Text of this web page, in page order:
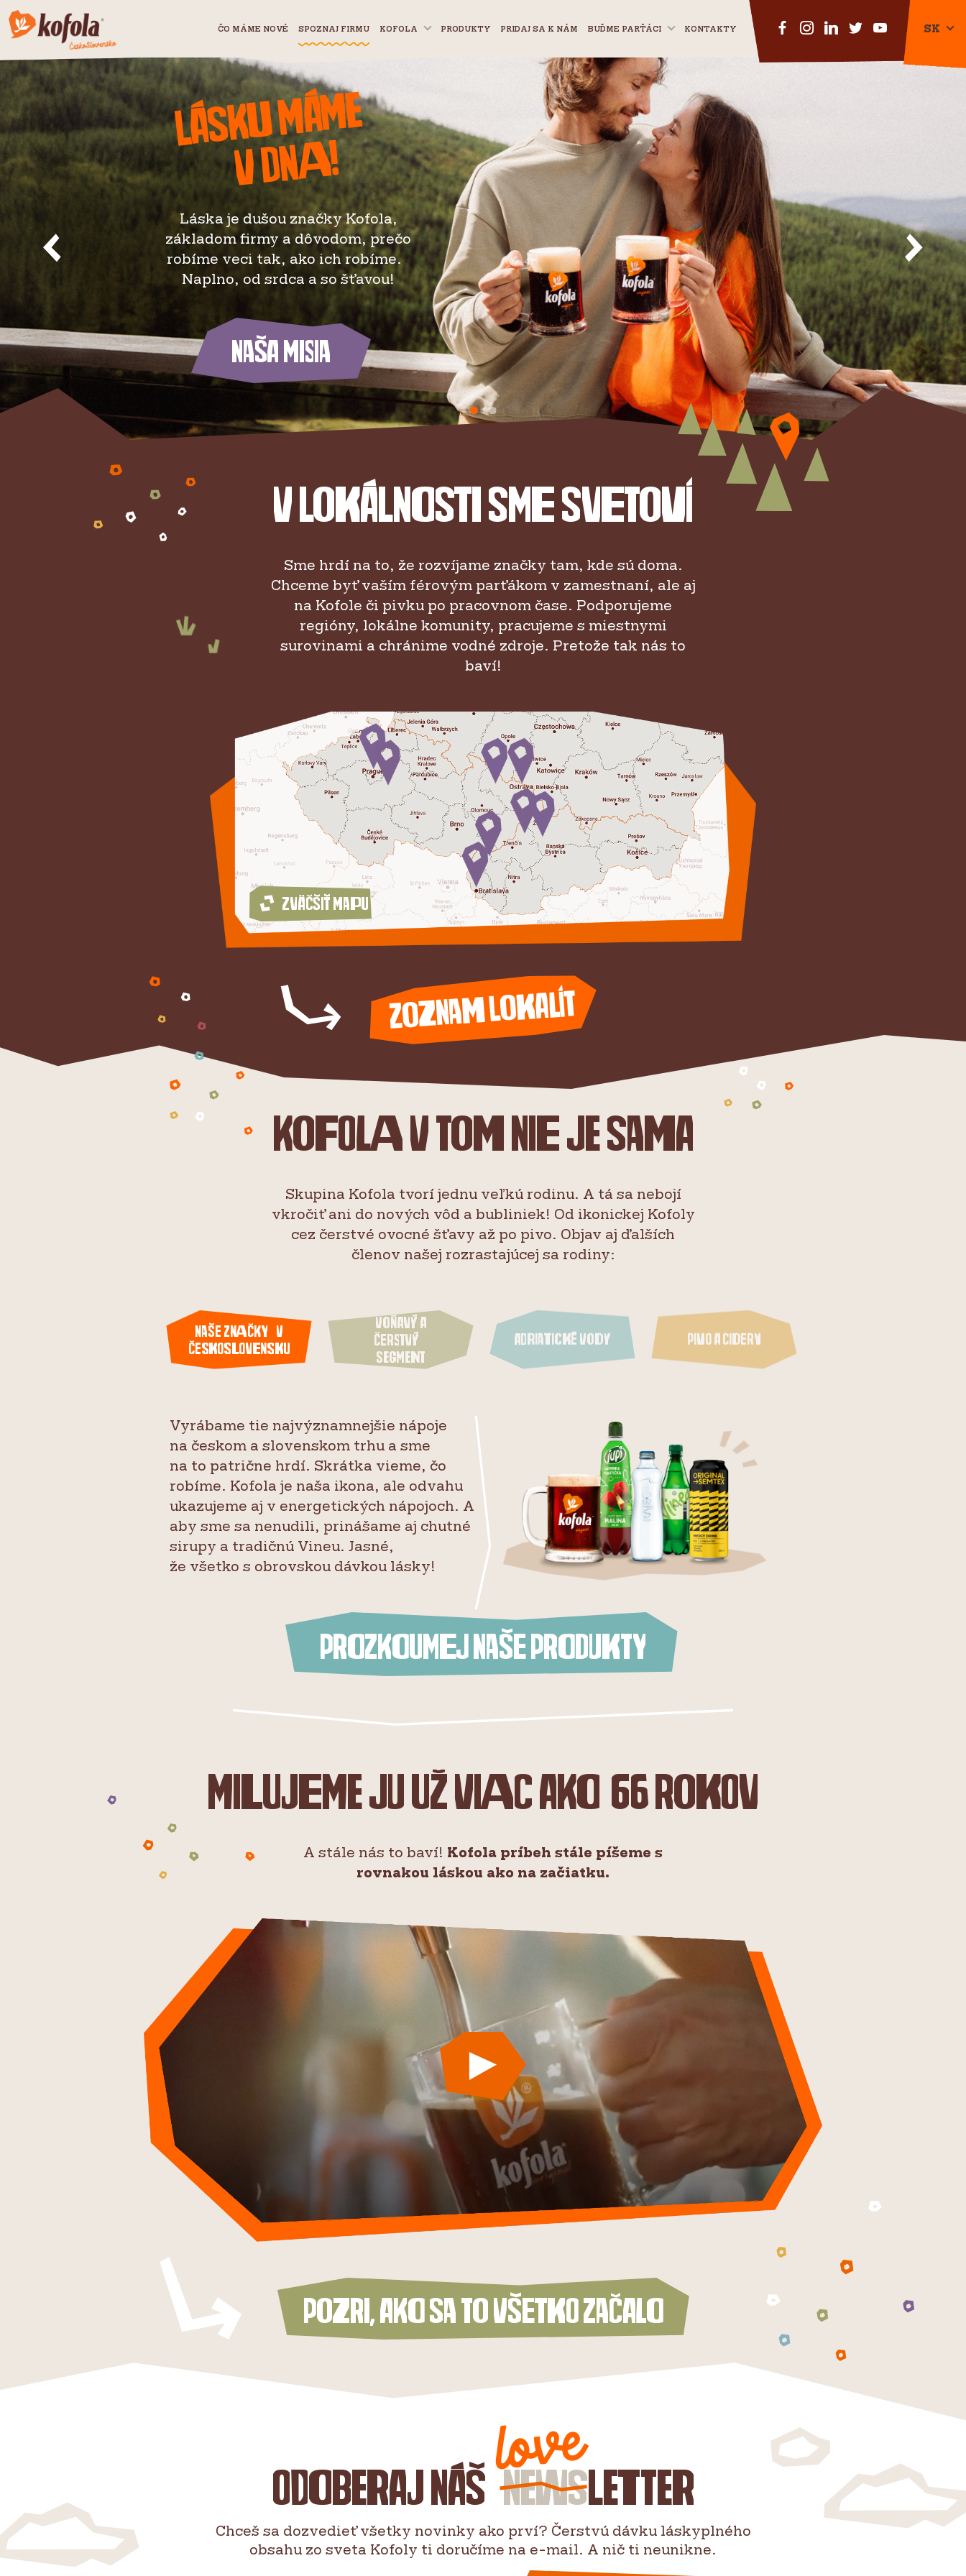
ČO MÁME NOVÉ SPOZNAJ FIRMU KOFOLA PRODUKTY PRIDAJ SA K NÁM BUĎME PARŤÁCI KONTAKTY SK
Lásku máme
v dna!
Láska je dušou značky Kofola,
základom firmy a dôvodom, prečo
robíme veci tak, ako ich robíme.
Naplno, od srdca a so šťavou!
Naša misia
Next
V lokálnosti sme svetoví
Sme hrdí na to, že rozvíjame značky tam, kde sú doma.
Chceme byť vaším férovým parťákom v zamestnaní, ale aj
na Kofole či pivku po pracovnom čase. Podporujeme
regióny, lokálne komunity, pracujeme s miestnymi
surovinami a chránime vodné zdroje. Pretože tak nás to
baví!
Zväčšiť mapu
Zoznam lokalít
Kofola v tom nie je sama
Skupina Kofola tvorí jednu veľkú rodinu. A tá sa nebojí
vkročiť ani do nových vôd a bubliniek! Od ikonickej Kofoly
cez čerstvé ovocné šťavy až po pivo. Objav aj ďalších
členov našej rozrastajúcej sa rodiny:
Naše značky v
ČeskoSlovensku
Voňavý a
čerstvý
segment
Adriatické vody PIvo a cidery
Vyrábame tie najvýznamnejšie nápoje
na českom a slovenskom trhu a sme
na to patrične hrdí. Skrátka vieme, čo
robíme. Kofola je naša ikona, ale odvahu
ukazujeme aj v energetických nápojoch. A
aby sme sa nenudili, prinášame aj chutné
sirupy a tradičnú Vineu. Jasné,
že všetko s obrovskou dávkou lásky!
prozkoumej naše produkty
Milujeme ju už viac ako 66 rokov
A stále nás to baví! Kofola príbeh stále píšeme s
rovnakou láskou ako na začiatku.
Pozri, ako sa to všetko začalo
Odoberaj náš newsletter
Chceš sa dozvedieť všetky novinky ako prví? Čerstvú dávku láskyplného
obsahu zo sveta Kofoly ti doručíme na e-mail. A nič ti neunikne.